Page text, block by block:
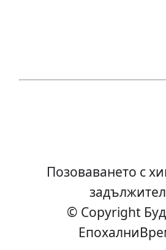
Позоваването с
© Copyright